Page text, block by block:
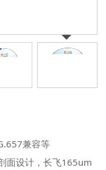
兼容等
面设计，长飞165um